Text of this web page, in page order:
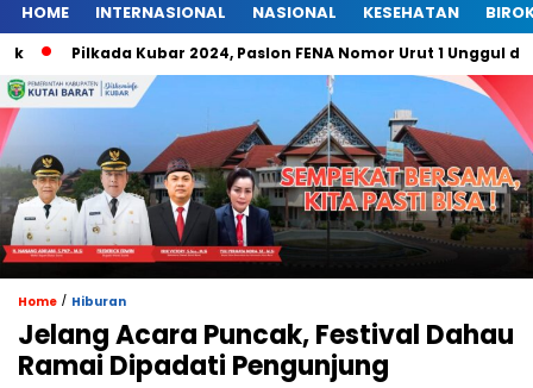
HOME INTERNASIONAL NASIONAL KESEHATAN
Pilkada Kubar 2024, Paslon FENA Nomor Urut 1 Unggul di
Home / Hiburan
Jelang Acara Puncak, Festival Dahau
Ramai Dipadati Pengunjung